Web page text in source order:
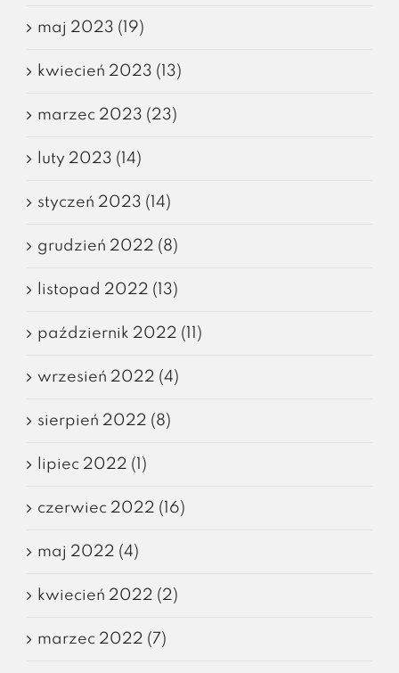
maj 2023 (19)
kwiecień 2023 (13)
marzec 2023 (23)
luty 2023 (14)
styczeń 2023 (14)
grudzień 2022 (8)
listopad 2022 (13)
październik 2022 (11)
wrzesień 2022 (4)
sierpień 2022 (8)
lipiec 2022 (1)
czerwiec 2022 (16)
maj 2022 (4)
kwiecień 2022 (2)
marzec 2022 (7)